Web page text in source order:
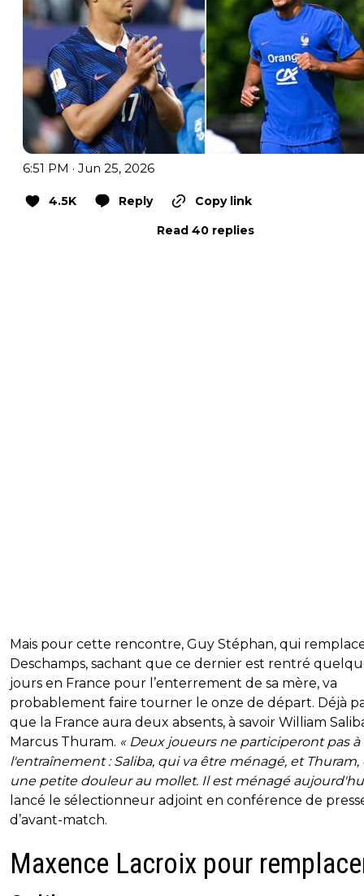
6:51 PM · Jun 25, 2026
4.5K Reply
Copy link
Read 40 replies
Mais pour cette rencontre, Guy Stéphan, qui
Deschamps, sachant que ce dernier est rentré
jours en France pour l’enterrement de sa mère, va
probablement faire tourner le onze de départ. Déjà
que la France aura deux absents, à savoir William
Marcus Thuram. « Deux joueurs ne participeront pas à
l'entraînement : Saliba, qui va être ménagé, et Thuram,
une petite douleur au mollet. Il est ménagé
lancé le sélectionneur adjoint en conférence de
d’avant-match.
Maxence Lacroix pour